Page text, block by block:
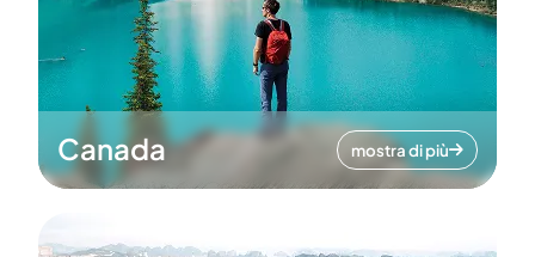
Canada mostra di più